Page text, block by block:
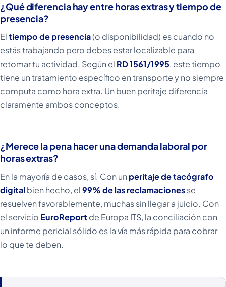
¿Qué diferencia hay entre horas extras y tiempo de
presencia?
Eltiempo de presencia(o disponibilidad) es cuando no
estás trabajando pero debes estar localizable para
retomar tu actividad. Según el RD 1561/1995, este tiempo
tiene un tratamiento específico en transporte y no siempre
computa como hora extra. Un buen peritaje diferencia
claramente ambos conceptos.
¿Merece la pena hacer una demanda laboral por
horas extras?
En la mayoría de casos, sí. Con unperitaje de tacógrafo
digitalbien hecho, el99% de las reclamacionesse
resuelven favorablemente, muchas sin llegar a juicio. Con
el servicio EuroReport de Europa ITS, la conciliación con
un informe pericial sólido es la vía más rápida para cobrar
lo que te deben.